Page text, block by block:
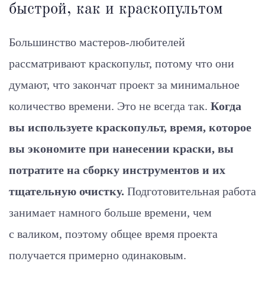
быстрой, как и краскопультом
Большинство мастеров-любителей
рассматривают краскопульт, потому что они
думают, что закончат проект за минимальное
количество времени. Это не всегда так. Когда
вы используете краскопульт, время, которое
вы экономите при нанесении краски, вы
потратите на сборку инструментов и их
тщательную очистку. Подготовительная работа
занимает намного больше времени, чем
с валиком, поэтому общее время проекта
получается примерно одинаковым.